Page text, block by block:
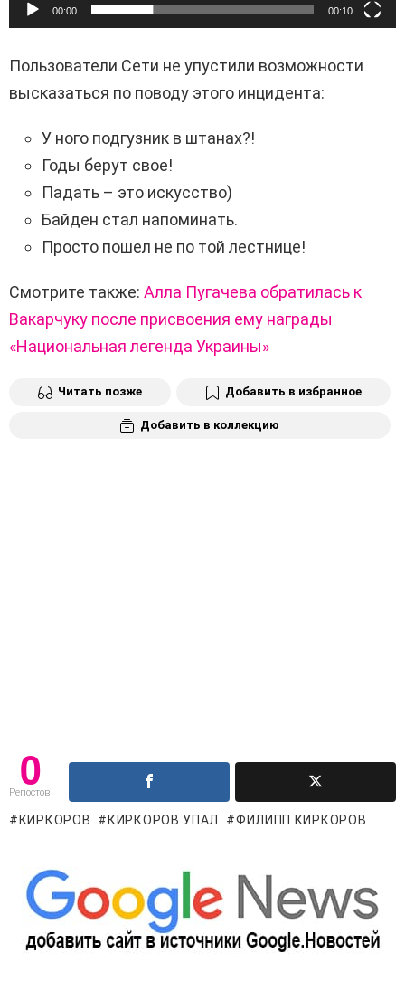
00:00 00:10
Пользователи Сети не упустили возможности
высказаться по поводу этого инцидента:
У ного подгузник в штанах?!
Годы берут свое!
Падать – это искусство)
Байден стал напоминать.
Просто пошел не по той лестнице!
Смотрите также: Алла Пугачева обратилась к
Вакарчуку после присвоения ему награды
«Национальная легенда Украины»
Читать позже Добавить в избранное
Добавить в коллекцию
0
Репостов
КИРКОРОВ КИРКОРОВ УПАЛ ФИЛИПП КИРКОРОВ